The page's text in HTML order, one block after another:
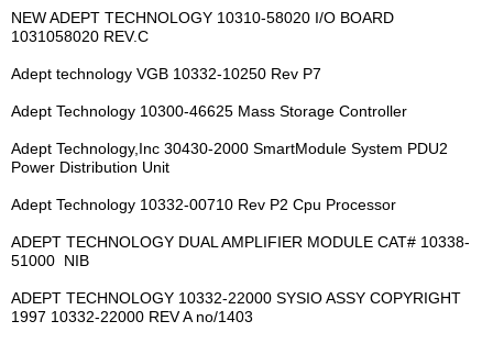
NEW ADEPT TECHNOLOGY 10310-58020 I/O BOARD
1031058020 REV.C
Adept technology VGB 10332-10250 Rev P7
Adept Technology 10300-46625 Mass Storage Controller
Adept Technology,Inc 30430-2000 SmartModule System PDU2
Power Distribution Unit
Adept Technology 10332-00710 Rev P2 Cpu Processor
ADEPT TECHNOLOGY DUAL AMPLIFIER MODULE CAT# 10338-
51000 NIB
ADEPT TECHNOLOGY 10332-22000 SYSIO ASSY COPYRIGHT
1997 10332-22000 REV A no/1403